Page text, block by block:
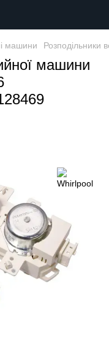
машини Розподільники
машини